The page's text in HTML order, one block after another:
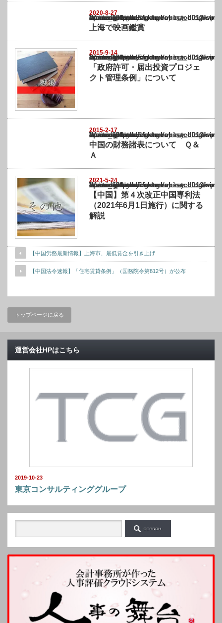
2020-8-27
Warning
: Undefined array key "show_category" in
/home/netst/kuno-cpa.co.jp/public_html/china_blog/wp-content/themes/
on line183
上海で映画鑑賞
2015-9-14
Warning
: Undefined array key "show_category" in
/home/netst/kuno-cpa.co.jp/public_html/china_blog/wp-content/themes/
on line183
「政府許可・届出投資プロジェ
クト管理条例」について
2015-2-17
Warning
: Undefined array key "show_category" in
/home/netst/kuno-cpa.co.jp/public_html/china_blog/wp-content/themes/
on line183
中国の財務諸表について Ｑ＆
Ａ
2021-5-24
Warning
: Undefined array key "show_category" in
/home/netst/kuno-cpa.co.jp/public_html/china_blog/wp-content/themes/
on line183
【中国】第４次改正中国専利法
（2021年6月1日施行）に関する
解説
【中国労務最新情報】上海市、最低賃金を引き上げ
【中国法令速報】「住宅賃貸条例」（国務院令第812号）が公布
トップページに戻る
運営会社HPはこちら
2019-10-23
東京コンサルティンググループ